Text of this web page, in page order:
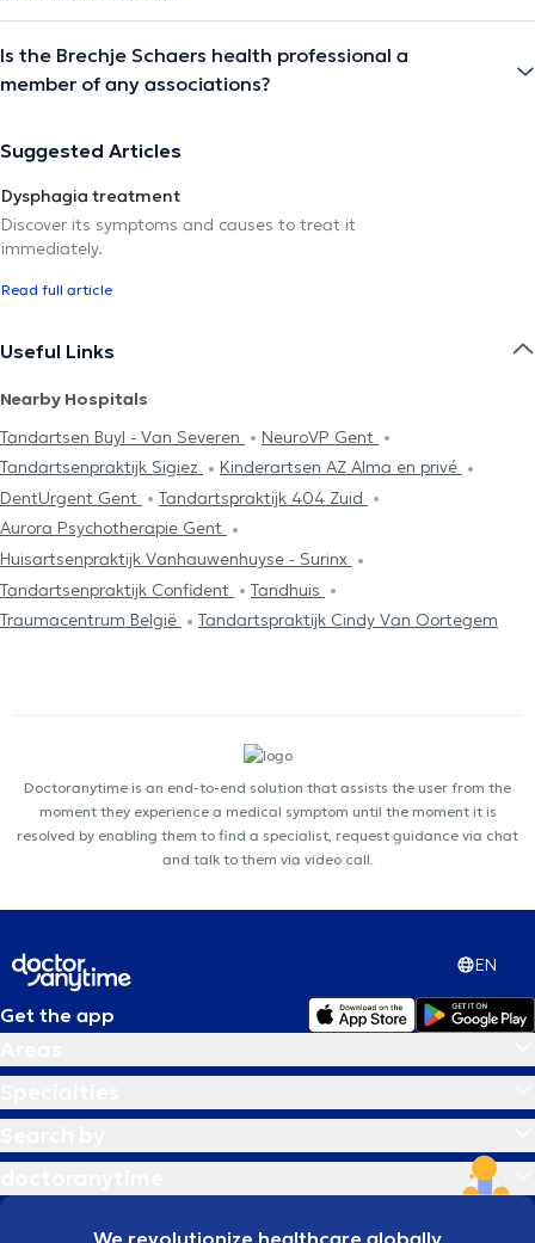
Is the Brechje Schaers health professional a
member of any associations?
Suggested Articles
Dysphagia treatment
Discover its symptoms and causes to treat it
immediately.
Read full article
Useful Links
Nearby Hospitals
Tandartsen Buyl - Van Severen
NeuroVP Gent
Tandartsenpraktijk Sigiez
Kinderartsen AZ Alma en privé
DentUrgent Gent
Tandartspraktijk 404 Zuid
Aurora Psychotherapie Gent
Huisartsenpraktijk Vanhauwenhuyse - Surinx
Tandartsenpraktijk Confident
Tandhuis
Traumacentrum België
Tandartspraktijk Cindy Van Oortegem
Doctoranytime is an end-to-end solution that assists the user from the
moment they experience a medical symptom until the moment it is
resolved by enabling them to find a specialist, request guidance via chat
and talk to them via video call.
EN
Get the app